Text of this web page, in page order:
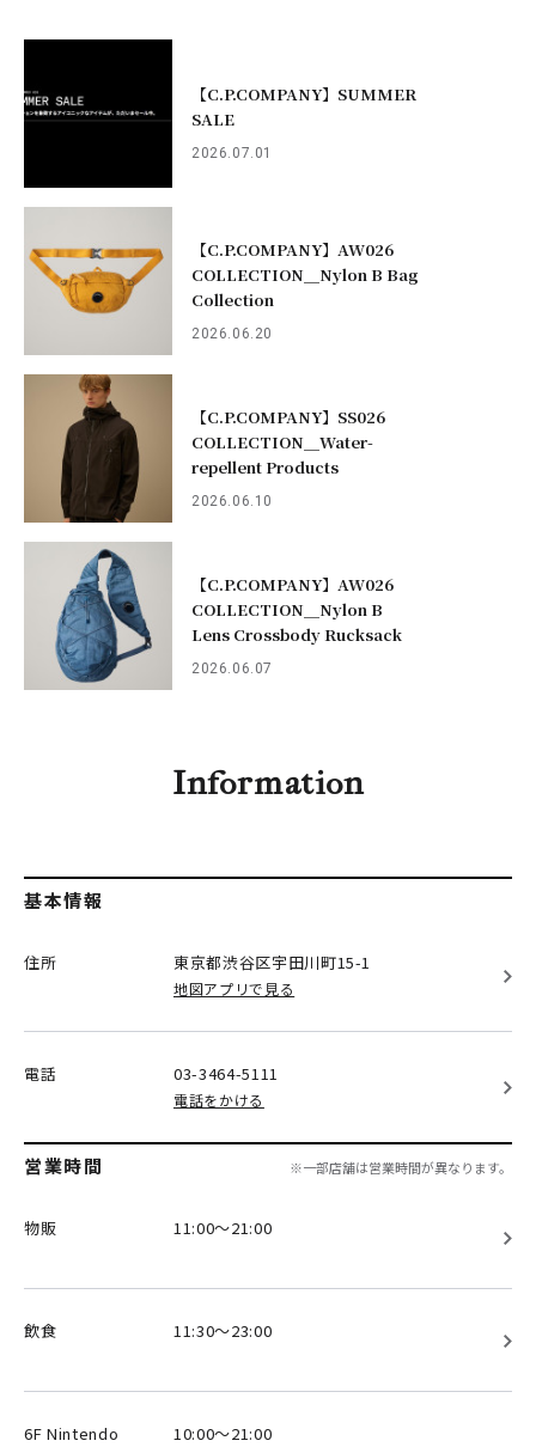
【C.P.COMPANY】SUMMER
SALE
2026.07.01
【C.P.COMPANY】AW026
COLLECTION＿Nylon B Bag
Collection
2026.06.20
【C.P.COMPANY】SS026
COLLECTION＿Water-
repellent Products
2026.06.10
【C.P.COMPANY】AW026
COLLECTION＿Nylon B
Lens Crossbody Rucksack
2026.06.07
Information
基本情報
住所 東京都渋谷区宇田川町15-1
地図アプリで見る
電話 03-3464-5111
電話をかける
営業時間 ※一部店舗は営業時間が異なります。
物販 11:00～21:00
飲食 11:30～23:00
6F Nintendo
10:00～21:00